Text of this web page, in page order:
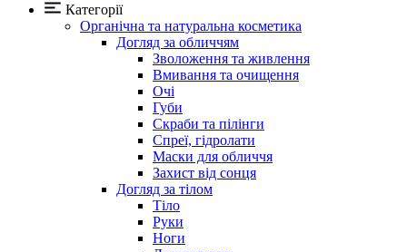
Категорії
Органічна та натуральна косметика
Догляд за обличчям
Зволоження та живлення
Вмивання та очищення
Очі
Губи
Скраби та пілінги
Спреї, гідролати
Маски для обличчя
Захист від сонця
Догляд за тілом
Тіло
Руки
Ноги